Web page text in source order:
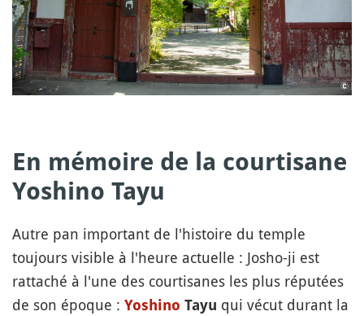
En mémoire de la courtisane
Yoshino Tayu
Autre pan important de l'histoire du temple
toujours visible à l'heure actuelle : Josho-ji est
rattaché à l'une des courtisanes les plus réputées
de son époque : Yoshino Tayu qui vécut durant la